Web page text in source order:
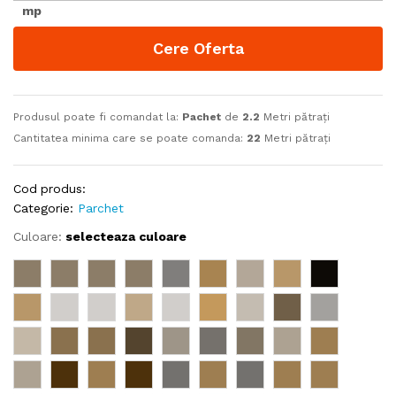
mp
Cere Oferta
Produsul poate fi comandat la: Pachet de 2.2 Metri pătrați
Cantitatea minima care se poate comanda: 22 Metri pătrați
Cod produs:
Categorie: Parchet
Culoare: selecteaza culoare